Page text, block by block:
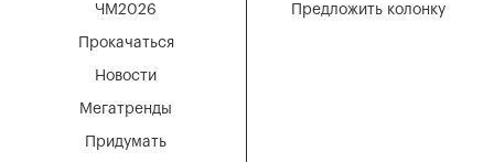
Мегатренды
Придумать
Новости
ЧМ2026
Прокачаться
Предложить колонку